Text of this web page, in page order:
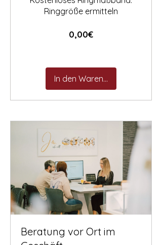
Ringgröße ermitteln
0,00€Preis
In den Warenkorb
Beratung vor Ort im